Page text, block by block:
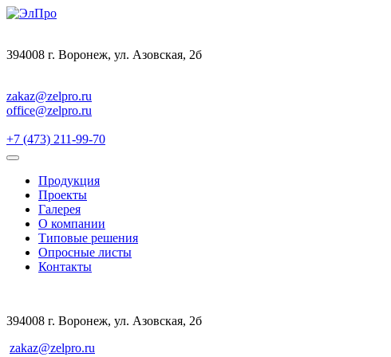
394008 г. Воронеж, ул. Азовская, 2б
zakaz@zelpro.ru
office@zelpro.ru
+7 (473) 211-99-70
Продукция
Проекты
Галерея
О компании
Типовые решения
Опросные листы
Контакты
394008 г. Воронеж, ул. Азовская, 2б
zakaz@zelpro.ru